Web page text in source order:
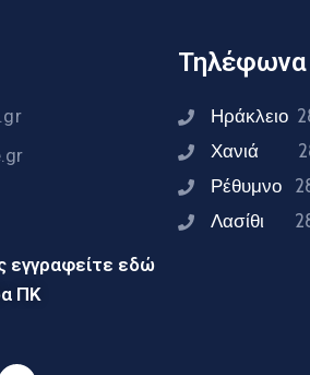
εγγραφείτε εδώ
ΠΚ
Τηλέφωνα
Ηράκλειο
Χανιά
Ρέθυμνο
Λασίθι